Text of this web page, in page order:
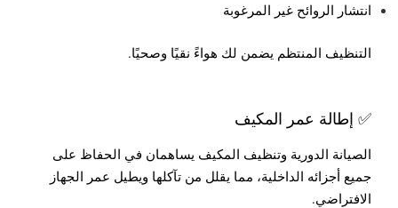
انتشار الروائح غير المرغوبة
التنظيف المنتظم يضمن لك هواءً نقيًا وصحيًا.
✅ إطالة عمر المكيف
الصيانة الدورية وتنظيف المكيف يساهمان في الحفاظ على
جميع أجزائه الداخلية، مما يقلل من تآكلها ويطيل عمر الجهاز
الافتراضي.